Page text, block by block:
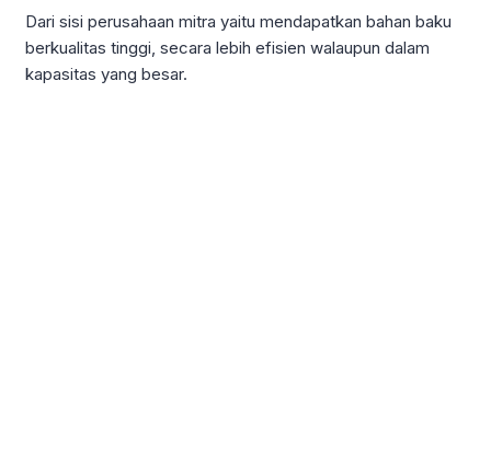
Dari sisi perusahaan mitra yaitu mendapatkan bahan baku
berkualitas tinggi, secara lebih efisien walaupun dalam
kapasitas yang besar.